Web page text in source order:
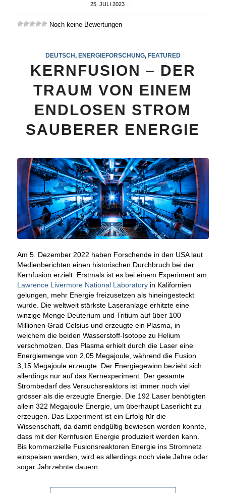
25. JULI 2023
Noch keine Bewertungen
DEUTSCH, ENERGIEFORSCHUNG, FEATURED
KERNFUSION – DER
TRAUM VON EINEM
ENDLOSEN STROM
SAUBERER ENERGIE
Am 5. Dezember 2022 haben Forschende in den USA laut
Medienberichten einen historischen Durchbruch bei der
Kernfusion erzielt. Erstmals ist es bei einem Experiment am
Lawrence Livermore National Laboratoryin Kalifornien
gelungen, mehr Energie freizusetzen als hineingesteckt
wurde. Die weltweit stärkste Laseranlage erhitzte eine
winzige Menge Deuterium und Tritium auf über 100
Millionen Grad Celsius und erzeugte ein Plasma, in
welchem die beiden Wasserstoff-Isotope zu Helium
verschmolzen. Das Plasma erhielt durch die Laser eine
Energiemenge von 2,05 Megajoule, während die Fusion
3,15 Megajoule erzeugte. Der Energiegewinn bezieht sich
allerdings nur auf das Kernexperiment. Der gesamte
Strombedarf des Versuchsreaktors ist immer noch viel
grösser als die erzeugte Energie. Die 192 Laser benötigten
allein 322 Megajoule Energie, um überhaupt Laserlicht zu
erzeugen. Das Experiment ist ein Erfolg für die
Wissenschaft, da damit endgültig bewiesen werden konnte,
dass mit der Kernfusion Energie produziert werden kann.
Bis kommerzielle Fusionsreaktoren Energie ins Stromnetz
einspeisen werden, wird es allerdings noch viele Jahre oder
sogar Jahrzehnte dauern.